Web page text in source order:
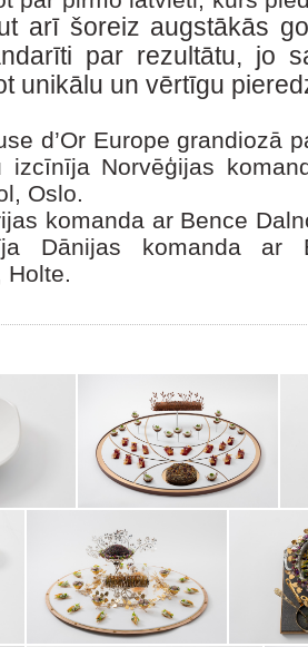
arī šoreiz augstākās
par rezultātu, jo
unikālu un vērtīgu
d’Or Europe grandiozā
izcīnīja Norvēģijas
Oslo.
komanda ar Bence
Dānijas komanda ar
Holte.